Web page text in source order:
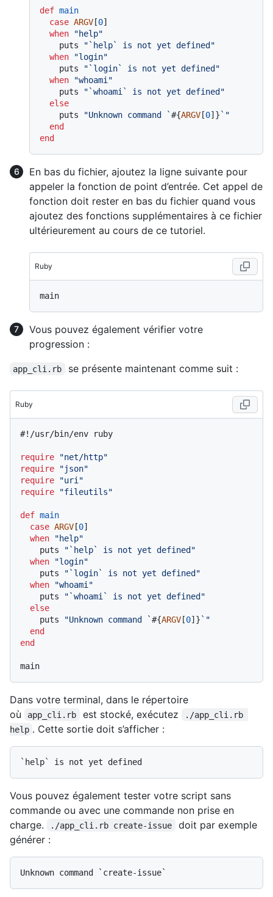
def main
case ARGV [0]
when
"help"
    puts
"`help` is not yet defined"
when
"login"
    puts
"`login` is not yet defined"
when
"whoami"
    puts
"`whoami` is not yet defined"
else
    puts
"Unknown command `#{ARGV [0]} `"
end
end
En bas du fichier, ajoutez la ligne suivante pour
appeler la fonction de point d’entrée. Cet appel de
fonction doit rester en bas du fichier quand vous
ajoutez des fonctions supplémentaires à ce fichier
ultérieurement au cours de ce tutoriel.
Ruby
Vous pouvez également vérifier votre
progression :
app_cli.rb se présente maintenant comme suit :
Ruby
#!/usr/bin/env ruby
require
"net/http"
require
"json"
require
"uri"
require
"fileutils"
def main
case ARGV [0]
when
"help"
    puts
"`help` is not yet defined"
when
"login"
    puts
"`login` is not yet defined"
when
"whoami"
    puts
"`whoami` is not yet defined"
else
    puts
"Unknown command `#{ARGV [0]} `"
end
end
Dans votre terminal, dans le répertoire
où
app_cli.rb est stocké, exécutez
./app_cli.rb
help . Cette sortie doit s’afficher :
Vous pouvez également tester votre script sans
commande ou avec une commande non prise en
charge.
./app_cli.rb create-issue
doit par exemple
générer :